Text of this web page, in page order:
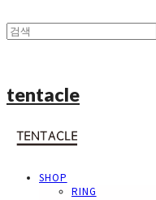
tentacle
SHOP
RING